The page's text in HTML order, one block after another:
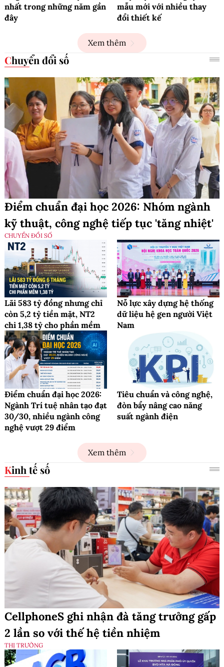
nhất trong những năm gần
đây
mẫu mới với nhiều thay
đổi thiết kế
Xem thêm
Chuyển đổi số
Điểm chuẩn đại học 2026: Nhóm ngành
kỹ thuật, công nghệ tiếp tục 'tăng nhiệt'
CHUYỂN ĐỔI SỐ
Lãi 583 tỷ đồng nhưng chỉ
còn 5,2 tỷ tiền mặt, NT2
chi 1,38 tỷ cho phần mềm
Nỗ lực xây dựng hệ thống
dữ liệu hệ gen người Việt
Nam
Điểm chuẩn đại học 2026:
Ngành Trí tuệ nhân tạo đạt
30/30, nhiều ngành công
nghệ vượt 29 điểm
Tiêu chuẩn và công nghệ,
đòn bẩy nâng cao năng
suất ngành điện
Xem thêm
Kinh tế số
CellphoneS ghi nhận đà tăng trưởng gấp
2 lần so với thế hệ tiền nhiệm
THỊ TRƯỜNG